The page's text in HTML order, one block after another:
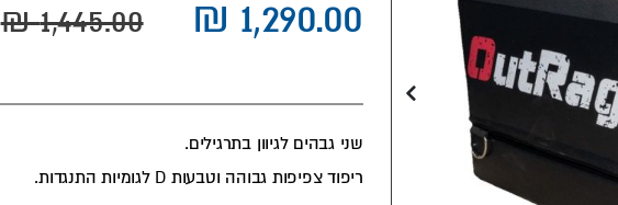
‏1,445.00 ₪
שני גבהים לגיוון בתרגילים.
ריפוד צפיפות גבוהה וטבעות D לגומיות התנגדות.